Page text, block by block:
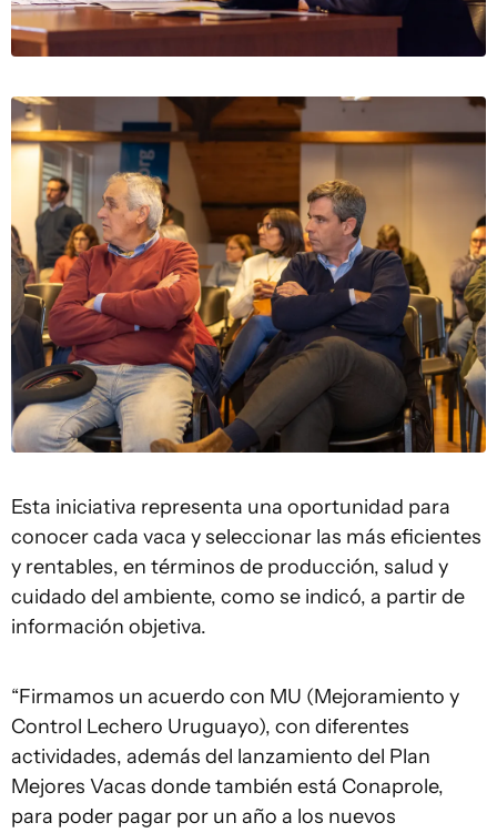
Esta iniciativa representa una oportunidad para
conocer cada vaca y seleccionar las más eficientes
y rentables, en términos de producción, salud y
cuidado del ambiente, como se indicó, a partir de
información objetiva.
“Firmamos un acuerdo con MU (Mejoramiento y
Control Lechero Uruguayo), con diferentes
actividades, además del lanzamiento del Plan
Mejores Vacas donde también está Conaprole,
para poder pagar por un año a los nuevos